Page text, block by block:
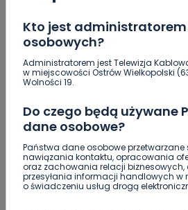
Kto jest
osobowych?
Administratorem jest Telewizja
w miejscowości Ostrów Wielkopolski
Wolności 19.
Do czego będą używane
dane osobowe?
Państwa dane osobowe przetwarzane
nawiązania kontaktu, opracowania
oraz zachowania relacji biznesowych,
przesyłania informacji handlowych w
o świadczeniu usług drogą
chlorowanie wodociągu
23.08.2017 12:30
POPULARNE